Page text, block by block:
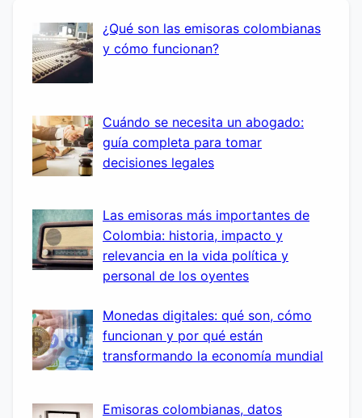
¿Qué son las emisoras colombianas
y cómo funcionan?
Cuándo se necesita un abogado:
guía completa para tomar
decisiones legales
Las emisoras más importantes de
Colombia: historia, impacto y
relevancia en la vida política y
personal de los oyentes
Monedas digitales: qué son, cómo
funcionan y por qué están
transformando la economía mundial
Emisoras colombianas, datos